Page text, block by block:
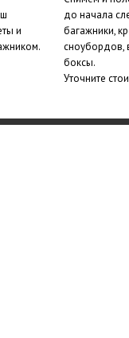
и
до начала
багажники,
сноубордов,
боксы.
Уточните